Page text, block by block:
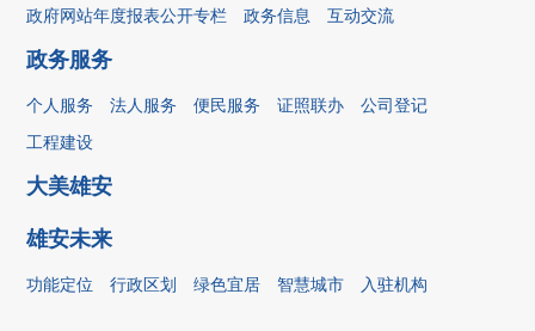
政府网站年度报表公开专栏
政务信息 互动交流
政务服务
个人服务 法人服务 便民服务 证照联办
公司登记
工程建设
大美雄安
雄安未来
功能定位 行政区划 绿色宜居 智慧城市 入驻机构